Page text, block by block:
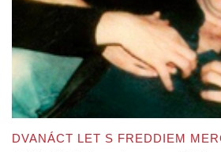
DVANÁCT LET S FREDDIEM